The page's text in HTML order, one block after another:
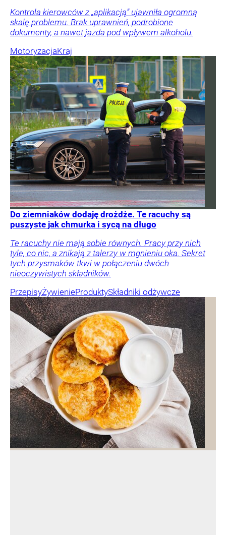
Kontrola kierowców z „aplikacją” ujawniła ogromną
skalę problemu. Brak uprawnień, podrobione
dokumenty, a nawet jazda pod wpływem alkoholu.
MotoryzacjaKraj
Do ziemniaków dodaję drożdże. Te racuchy są
puszyste jak chmurka i sycą na długo
Te racuchy nie mają sobie równych. Pracy przy nich
tyle, co nic, a znikają z talerzy w mgnieniu oka. Sekret
tych przysmaków tkwi w połączeniu dwóch
nieoczywistych składników.
PrzepisyŻywienieProduktySkładniki odżywcze